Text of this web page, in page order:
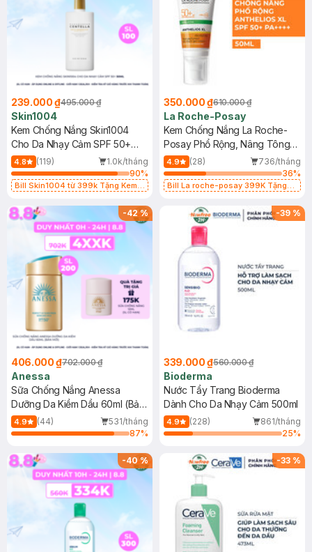
239.000 ₫495.000 ₫
Skin1004
Kem Chống Nắng Skin1004
Cho Da Nhạy Cảm SPF 50+
50ml
4.8 (119)
1.0k/tháng
90%
Bill Skin1004 từ 399k Tặng Kem
SPF 50+ 20ml (SL Có Hạn)
350.000 ₫610.000 ₫
La Roche-Posay
Kem Chống Nắng La Roche-
Posay Phổ Rộng, Nâng Tông
Kiềm Dầu 50ml
4.9 (28)
736/tháng
36%
Bill La roche-posay 399K Tặng
(SL có hạn)
-42%
406.000 ₫702.000 ₫
Anessa
Sữa Chống Nắng Anessa
Dưỡng Da Kiềm Dầu 60ml (Bản
Mới)
4.9 (44)
531/tháng
87%
-39 %
339.000 ₫560.000 ₫
Bioderma
Nước Tẩy Trang Bioderma
Dành Cho Da Nhạy Cảm 500ml
4.9 (228)
861/tháng
25%
-40% -33 %